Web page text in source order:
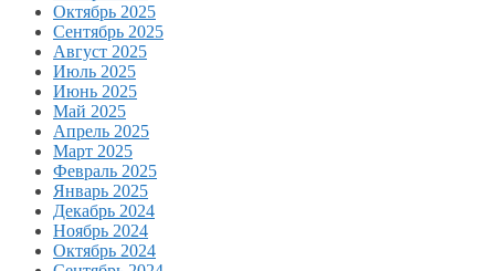
Октябрь 2025
Сентябрь 2025
Август 2025
Июль 2025
Июнь 2025
Май 2025
Апрель 2025
Март 2025
Февраль 2025
Январь 2025
Декабрь 2024
Ноябрь 2024
Октябрь 2024